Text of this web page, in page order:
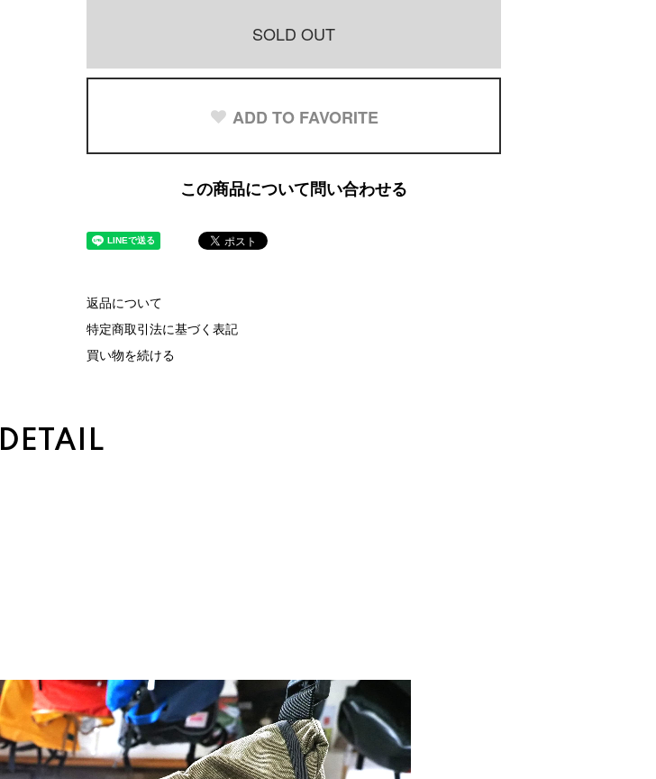
SOLD OUT
ADD TO FAVORITE
この商品について問い合わせる
返品について
特定商取引法に基づく表記
買い物を続ける
DETAIL